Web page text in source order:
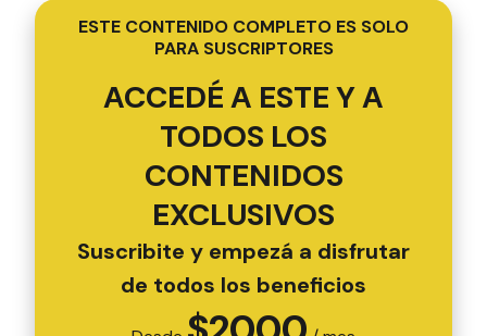
ESTE CONTENIDO COMPLETO ES SOLO
PARA SUSCRIPTORES
ACCEDÉ A ESTE Y A
TODOS LOS
CONTENIDOS
EXCLUSIVOS
Suscribite y empezá a disfrutar
de todos los beneficios